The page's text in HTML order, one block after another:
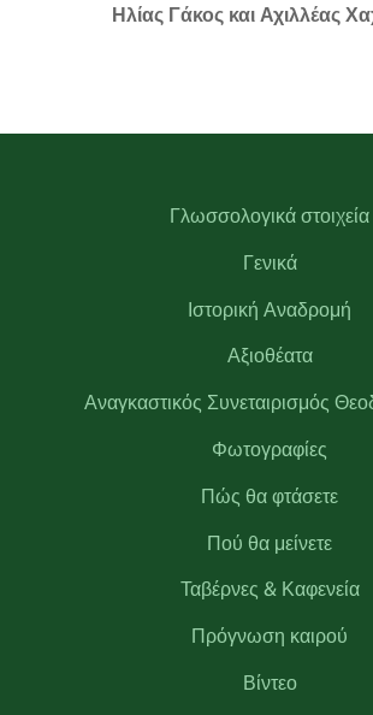
Ηλίας Γάκος καιΑχιλλέας Χα
Γλωσσολογικά στοιχεία
Γενικά
Ιστορική Αναδρομή
Αξιοθέατα
Αναγκαστικός Συνεταιρισμός
Φωτογραφίες
Πώς θα φτάσετε
Πού θα μείνετε
Ταβέρνες & Καφενεία
Πρόγνωση καιρού
Βίντεο